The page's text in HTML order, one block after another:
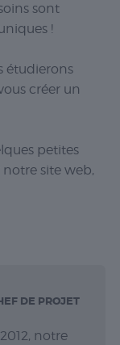
sont
!
étudierons
créer un
petites
site web,
DE PROJET
notre